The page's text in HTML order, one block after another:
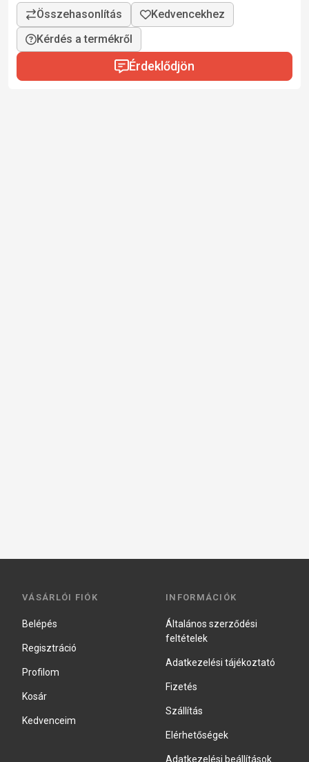
Kérdés a termékről
Érdeklődjön
VÁSÁRLÓI FIÓK
Belépés
Regisztráció
Profilom
Kosár
Kedvenceim
INFORMÁCIÓK
Általános szerződési
feltételek
Adatkezelési tájékoztató
Fizetés
Szállítás
Elérhetőségek
Adatkezelési beállítások